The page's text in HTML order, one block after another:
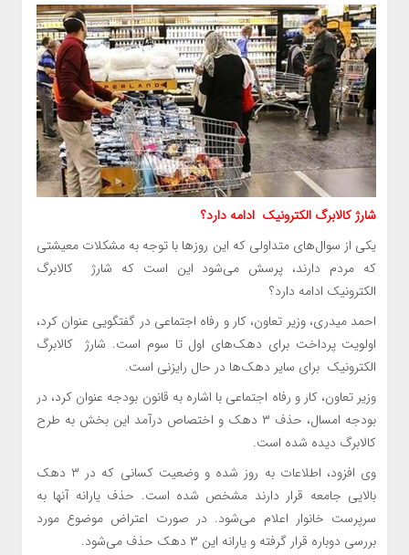
شارژکالابرگ الکترونیک ادامه دارد؟
یکی از سوال‌های متداولی که این روزها با توجه به مشکلات معیشتی
که مردم دارند، پرسش می‌شود این است که شارژ کالابرگ
الکترونیک ادامه دارد؟
احمد میدری، وزیر تعاون، کار و رفاه اجتماعی در گفتگویی عنوان کرد،
اولویت پرداخت برای دهک‌های اول تا سوم است. شارژ کالابرگ
الکترونیک برای سایر دهک‌ها در حال رایزنی است.
وزیر تعاون، کار و رفاه اجتماعی با اشاره به قانون بودجه عنوان کرد، در
بودجه امسال، حذف ۳ دهک و اختصاص درآمد این بخش به طرح
کالابرگ دیده شده است.
وی افزود، اطلاعات به روز شده و وضعیت کسانی که در ۳ دهک
بالایی جامعه قرار دارند مشخص شده است. حذف یارانه آنها به
سرپرست خانوار اعلام می‌شود. در صورت اعتراض موضوع مورد
بررسی دوباره قرار گرفته و یارانه این ۳ دهک حذف می‌شود.